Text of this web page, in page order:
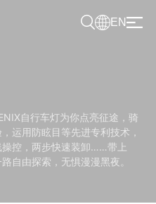
EN
自行车灯为你点亮征途，骑
运用防眩目等先进专利技术，
控，两步快速装卸……带上
自由探索，无惧漫漫黑夜。